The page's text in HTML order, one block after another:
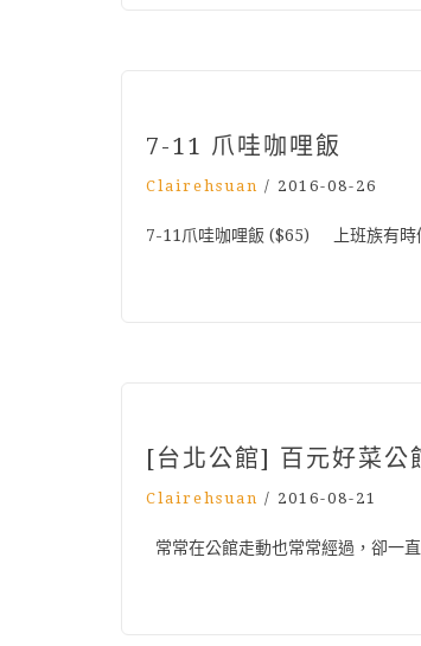
7-11 爪哇咖哩飯
Clairehsuan / 2016-08-26
7-11爪哇咖哩飯 ($65) 上班族有時
[台北公館] 百元好菜公
Clairehsuan / 2016-08-21
常常在公館走動也常常經過，卻一